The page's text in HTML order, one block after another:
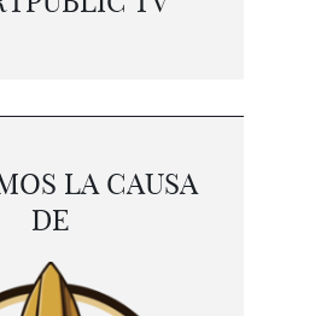
LA CAUSA
DE